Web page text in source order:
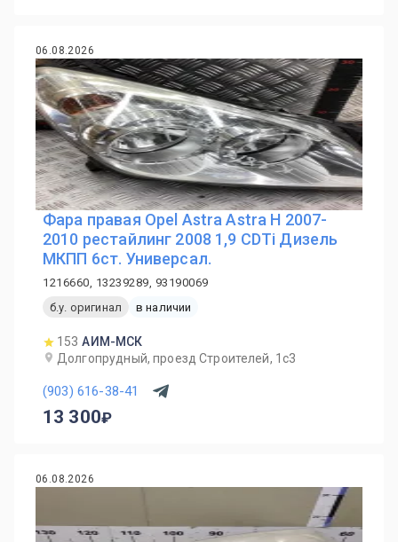
06.08.2026
Фара правая Opel Astra Astra H 2007-
2010 рестайлинг 2008 1,9 CDTi Дизель
МКПП 6ст. Универсал.
1216660, 13239289, 93190069
б.у. оригинал
в наличии
153 АИМ-МСК
Долгопрудный, проезд Строителей, 1с3
(903) 616-38-41
13 300
06.08.2026